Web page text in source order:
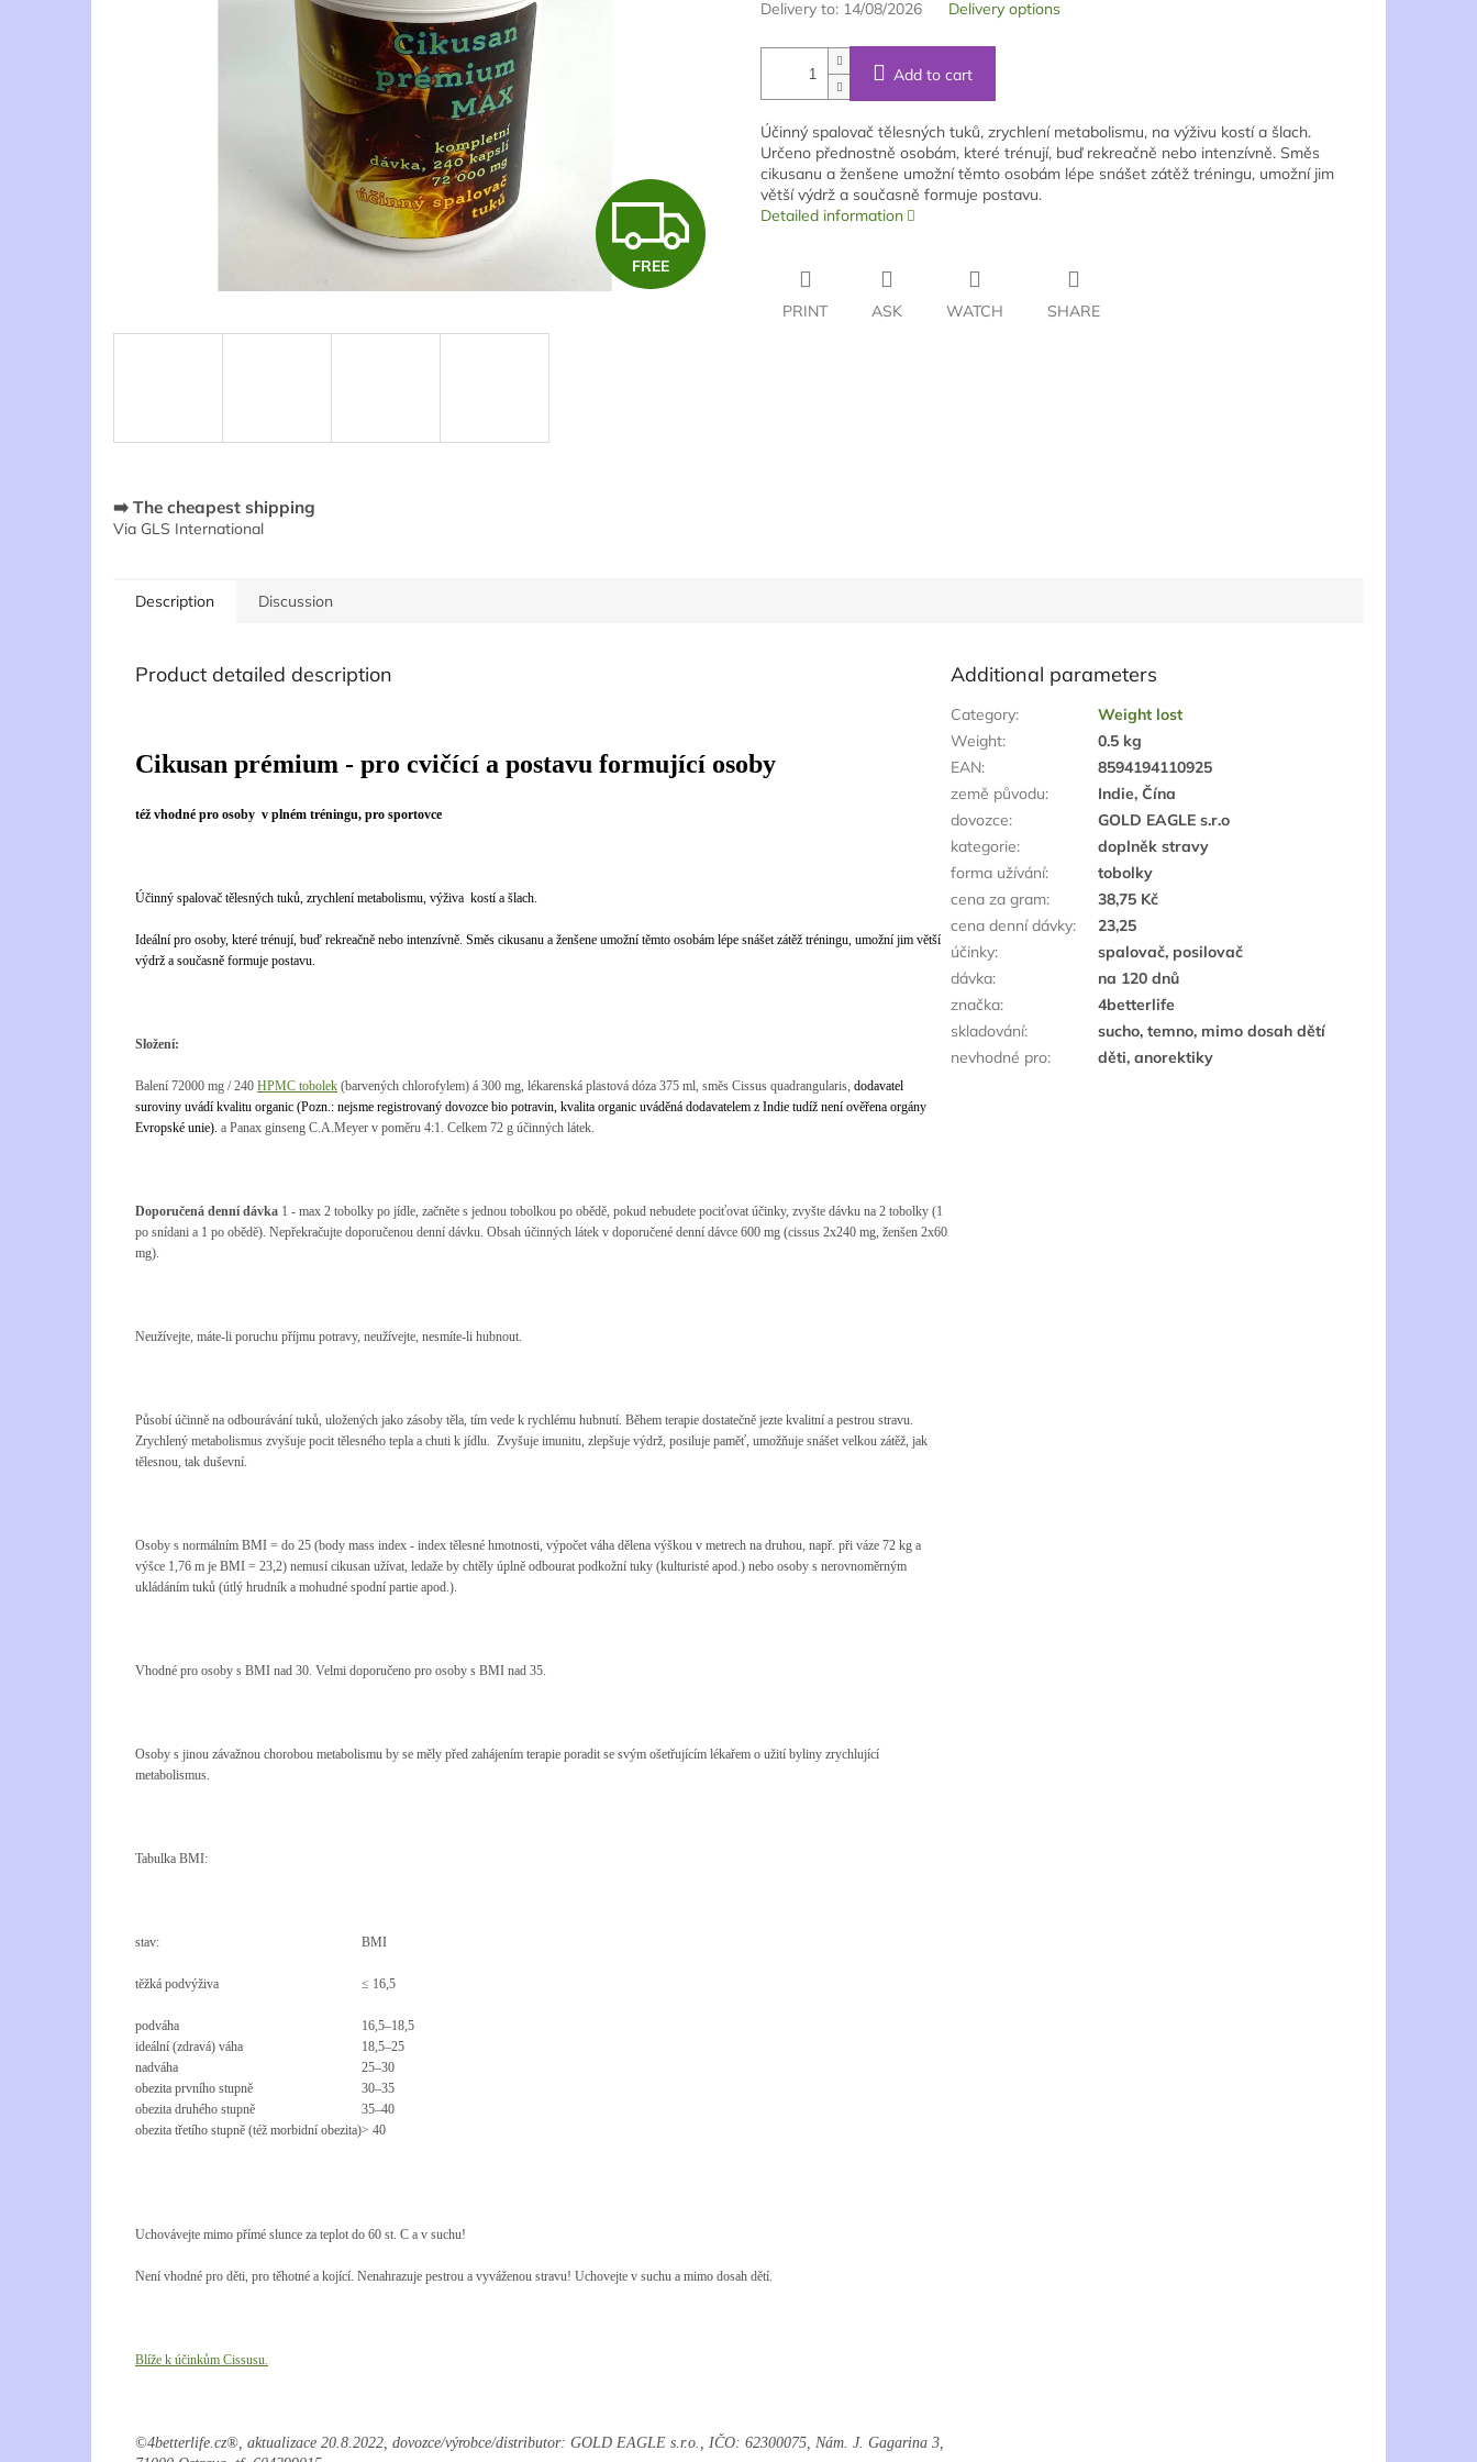
F
R
FREE
Delivery to: 14/08/2026 Delivery options
Add to cart
Účinný spalovač tělesných tuků, zrychlení metabolismu, na výživu kostí a šlach.
Určeno přednostně osobám, které trénují, buď rekreačně nebo intenzívně. Směs
cikusanu a ženšene umožní těmto osobám lépe snášet zátěž tréningu, umožní jim
větší výdrž a současně formuje postavu.
Detailed information
PRINT ASK WATCH SHARE
➡️ The cheapest shipping
Via GLS International
Description Discussion
Product detailed description
Cikusan prémium - pro cvičící a postavu formující osoby
též vhodné pro osoby v plném tréningu, pro sportovce
Účinný spalovač tělesných tuků, zrychlení metabolismu, výživa kostí a šlach.
Ideální pro osoby, které trénují, buď rekreačně nebo intenzívně. Směs cikusanu a ženšene umožní těmto osobám lépe snášet zátěž tréningu, umožní jim větší
výdrž a současně formuje postavu.
Složení:
Balení 72000 mg / 240 HPMC tobolek (barvených chlorofylem) á 300 mg, lékarenská plastová dóza 375 ml, směs Cissus quadrangularis, dodavatel
suroviny uvádí kvalitu organic (Pozn.: nejsme registrovaný dovozce bio potravin, kvalita organic uváděná dodavatelem z Indie tudíž není ověřena orgány
Evropské unie). a Panax ginseng C.A.Meyer v poměru 4:1. Celkem 72 g účinných látek.
Doporučená denní dávka 1 - max 2 tobolky po jídle, začněte s jednou tobolkou po obědě, pokud nebudete pociťovat účinky, zvyšte dávku na 2 tobolky (1
po snídani a 1 po obědě). Nepřekračujte doporučenou denní dávku. Obsah účinných látek v doporučené denní dávce 600 mg (cissus 2x240 mg, ženšen 2x60
mg).
Neužívejte, máte-li poruchu příjmu potravy, neužívejte, nesmíte-li hubnout.
Působí účinně na odbourávání tuků, uložených jako zásoby těla, tím vede k rychlému hubnutí. Během terapie dostatečně jezte kvalitní a pestrou stravu.
Zrychlený metabolismus zvyšuje pocit tělesného tepla a chuti k jídlu. Zvyšuje imunitu, zlepšuje výdrž, posiluje paměť, umožňuje snášet velkou zátěž, jak
tělesnou, tak duševní.
Osoby s normálním BMI = do 25 (body mass index - index tělesné hmotnosti, výpočet váha dělena výškou v metrech na druhou, např. při váze 72 kg a
výšce 1,76 m je BMI = 23,2) nemusí cikusan užívat, ledaže by chtěly úplně odbourat podkožní tuky (kulturisté apod.) nebo osoby s nerovnoměrným
ukládáním tuků (útlý hrudník a mohudné spodní partie apod.).
Vhodné pro osoby s BMI nad 30. Velmi doporučeno pro osoby s BMI nad 35.
Osoby s jinou závažnou chorobou metabolismu by se měly před zahájením terapie poradit se svým ošetřujícím lékařem o užití byliny zrychlující
metabolismus.
Tabulka BMI:
stav:
těžká podvýživa
BMI
≤ 16,5
podváha
16,5–18,5
ideální (zdravá) váha
18,5–25
nadváha
25–30
obezita prvního stupně
30–35
obezita druhého stupně
35–40
obezita třetího stupně (též morbidní obezita)> 40
Uchovávejte mimo přímé slunce za teplot do 60 st. C a v suchu!
Není vhodné pro děti, pro těhotné a kojící. Nenahrazuje pestrou a vyváženou stravu! Uchovejte v suchu a mimo dosah dětí.
Blíže k účinkům Cissusu.
©4betterlife.cz®, aktualizace 20.8.2022, dovozce/výrobce/distributor: GOLD EAGLE s.r.o., IČO: 62300075, Nám. J. Gagarina 3,
Additional parameters
Category:
Weight lost
Weight:
0.5 kg
EAN:
8594194110925
země původu:
Indie, Čína
dovozce:
GOLD EAGLE s.r.o
kategorie:
doplněk stravy
forma užívání:
tobolky
cena za gram:
38,75 Kč
cena denní dávky:
23,25
účinky:
spalovač, posilovač
dávka:
na 120 dnů
značka:
4betterlife
skladování:
sucho, temno, mimo dosah dětí
nevhodné pro: děti, anorektiky